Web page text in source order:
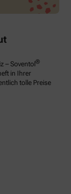
– Soventol®
in Ihrer
tolle Preise